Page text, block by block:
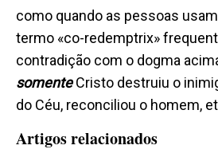
como quando as pessoas
termo «co-redemptrix»
contradição com o dogma
somenteCristo destruiu o
do Céu, reconciliou o homem,
Artigos relacionados